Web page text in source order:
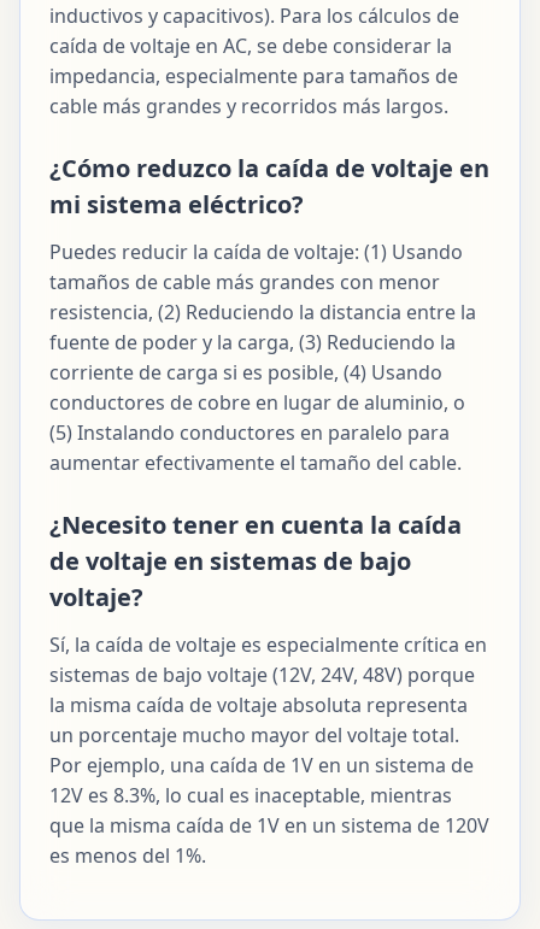
inductivos y capacitivos). Para los cálculos de
caída de voltaje en AC, se debe considerar la
impedancia, especialmente para tamaños de
cable más grandes y recorridos más largos.
¿Cómo reduzco la caída de voltaje en
mi sistema eléctrico?
Puedes reducir la caída de voltaje: (1) Usando
tamaños de cable más grandes con menor
resistencia, (2) Reduciendo la distancia entre la
fuente de poder y la carga, (3) Reduciendo la
corriente de carga si es posible, (4) Usando
conductores de cobre en lugar de aluminio, o
(5) Instalando conductores en paralelo para
aumentar efectivamente el tamaño del cable.
¿Necesito tener en cuenta la caída
de voltaje en sistemas de bajo
voltaje?
Sí, la caída de voltaje es especialmente crítica en
sistemas de bajo voltaje (12V, 24V, 48V) porque
la misma caída de voltaje absoluta representa
un porcentaje mucho mayor del voltaje total.
Por ejemplo, una caída de 1V en un sistema de
12V es 8.3%, lo cual es inaceptable, mientras
que la misma caída de 1V en un sistema de 120V
es menos del 1%.